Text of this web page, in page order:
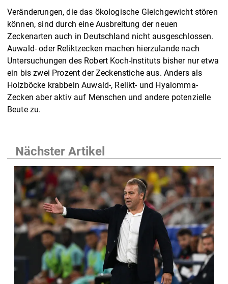
Veränderungen, die das ökologische Gleichgewicht stören
können, sind durch eine Ausbreitung der neuen
Zeckenarten auch in Deutschland nicht ausgeschlossen.
Auwald- oder Reliktzecken machen hierzulande nach
Untersuchungen des Robert Koch-Instituts bisher nur etwa
ein bis zwei Prozent der Zeckenstiche aus. Anders als
Holzböcke krabbeln Auwald-, Relikt- und Hyalomma-
Zecken aber aktiv auf Menschen und andere potenzielle
Beute zu.
Nächster Artikel